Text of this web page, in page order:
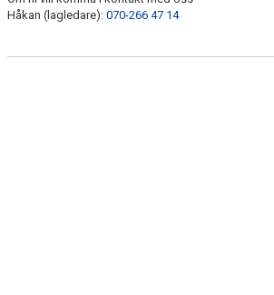
Håkan (lagledare): 070-266 47 14